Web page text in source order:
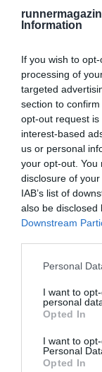
Information
If you wish to
processing of
targeted
section to
opt-out request
interest-based
us or personal
your opt-out. You
disclosure of
IAB’s list of
also be disclosed
Downstream
Personal
I want to
personal
Opted In
I want to
Personal
Opted In